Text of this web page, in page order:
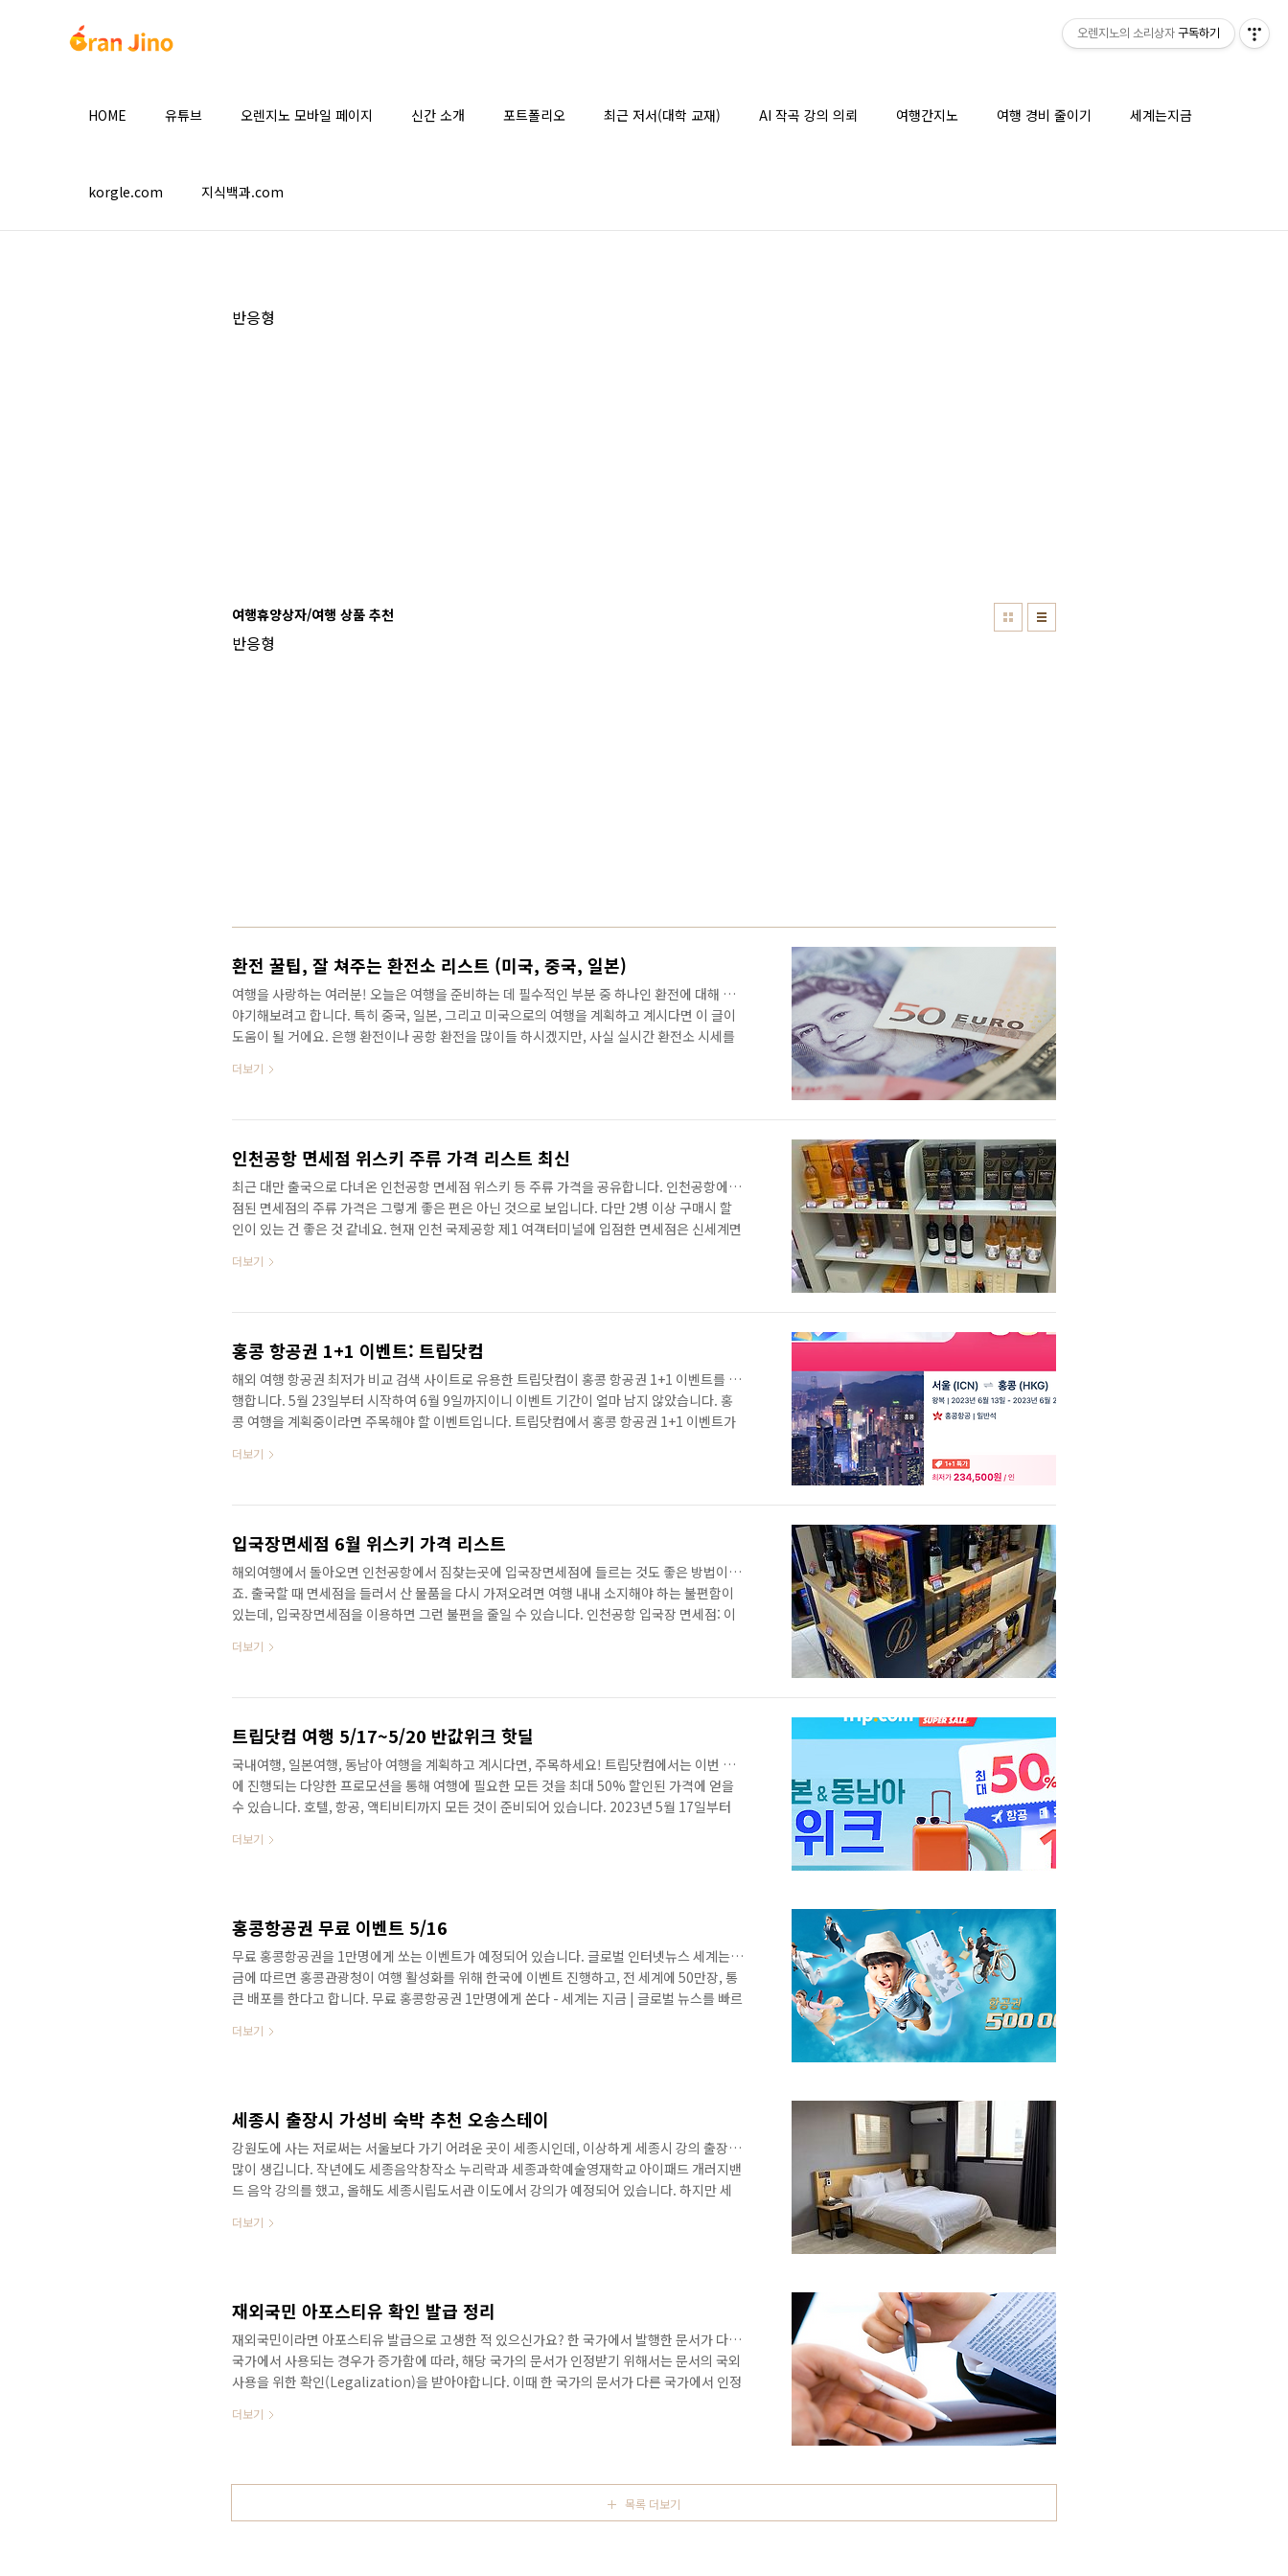
HOME 유튜브 오렌지노 모바일 페이지 신간 소개 포트폴리오 최근 저서(대학 교재) AI 작곡 강의 의뢰 여행간지노 여행 경비 줄이기 세계는지금
korgle.com 지식백과.com
반응형
여행휴양상자/여행 상품 추천
반응형
환전 꿀팁, 잘 쳐주는 환전소 리스트 (미국, 중국, 일본)
여행을 사랑하는 여러분! 오늘은 여행을 준비하는 데 필수적인 부분 중 하나인 환전에 대해 이
야기해보려고 합니다. 특히 중국, 일본, 그리고 미국으로의 여행을 계획하고 계시다면 이 글이
도움이 될 거에요. 은행 환전이나 공항 환전을 많이들 하시겠지만, 사실 실시간 환전소 시세를
아래는 마이뱅크 오늘자(2023년 6월 25일) 기준 가장 통화별 가장 저렴한 환전소 베스트10 리
운 편입니다. 한국에서 대부분의 은행이나 환전소에서 손쉽게 환전이 가능하며, 신용카드 사용
더보기
인천공항 면세점 위스키 주류 가격 리스트 최신
최근 대만 출국으로 다녀온 인천공항 면세점 위스키 등 주류 가격을 공유합니다. 인천공항에 입
점된 면세점의 주류 가격은 그렇게 좋은 편은 아닌 것으로 보입니다. 다만 2병 이상 구매시 할
인이 있는 건 좋은 것 같네요. 현재 인천 국제공항 제1 여객터미널에 입점한 면세점은 신세계면
면세점 등은 면세품인도장만 있을 뿐입니다. 신라면세점 싱글몰트 스카치 위스키 가격이 참 좋
오큰토션이 보입니다. 아래는 글렌리벳이네요. 글렌모린지 오리지날도 살짝 보입니다.글렌드
더보기
홍콩 항공권 1+1 이벤트: 트립닷컴
해외 여행 항공권 최저가 비교 검색 사이트로 유용한 트립닷컴이 홍콩 항공권 1+1 이벤트를 진
행합니다. 5월 23일부터 시작하여 6월 9일까지이니 이벤트 기간이 얼마 남지 않았습니다. 홍
콩 여행을 계획중이라면 주목해야 할 이벤트입니다. 트립닷컴에서 홍콩 항공권 1+1 이벤트가
23일부터 6월 9일까지로 제한됩니다. 2. 항공권 예약은 트립닷컴 앱, 웹사이트, 모바일 웹사이
인에서 후원됩니다. 4. 1+1 혜택은 성인+성인(2인) 예약 시에만 적용되며, 프로모션 페이지에
더보기
입국장면세점 6월 위스키 가격 리스트
해외여행에서 돌아오면 인천공항에서 짐찾는곳에 입국장면세점에 들르는 것도 좋은 방법이
죠. 출국할 때 면세점을 들러서 산 물품을 다시 가져오려면 여행 내내 소지해야 하는 불편함이
있는데, 입국장면세점을 이용하면 그런 불편을 줄일 수 있습니다. 인천공항 입국장 면세점: 이
(1터미널 2개소, 2터미널 1개소)에서 2019년 5월 31일부터 운영되고 있습니다. 1. 구매 가능
면세범위에서 추가 구매가 가능합니다. 2. 면세범위와 국산제품 여행자의 휴대품 통관 시에는
더보기
트립닷컴 여행 5/17~5/20 반값위크 핫딜
국내여행, 일본여행, 동남아 여행을 계획하고 계시다면, 주목하세요! 트립닷컴에서는 이번 주
에 진행되는 다양한 프로모션을 통해 여행에 필요한 모든 것을 최대 50% 할인된 가격에 얻을
수 있습니다. 호텔, 항공, 액티비티까지 모든 것이 준비되어 있습니다. 2023년 5월 17일부터
행 반값위크 기간 이번 프로모션은 5월 17일부터 5월 20일까지, 총 4일간 진행됩니다. 이 기간
더보기
홍콩항공권 무료 이벤트 5/16
무료 홍콩항공권을 1만명에게 쏘는 이벤트가 예정되어 있습니다. 글로벌 인터넷뉴스 세계는지
금에 따르면 홍콩관광청이 여행 활성화를 위해 한국에 이벤트 진행하고, 전 세계에 50만장, 통
큰 배포를 한다고 합니다. 무료 홍콩항공권 1만명에게 쏜다 - 세계는 지금 | 글로벌 뉴스를 빠르
하는 이벤트를 진행한다. 홍콩 국제공항공사가 후원하며, 팬데믹 이후 항공 여행 부활이 목표
더보기
세종시 출장시 가성비 숙박 추천 오송스테이
강원도에 사는 저로써는 서울보다 가기 어려운 곳이 세종시인데, 이상하게 세종시 강의 출장이
많이 생깁니다. 작년에도 세종음악창작소 누리락과 세종과학예술영재학교 아이패드 개러지밴
드 음악 강의를 했고, 올해도 세종시립도서관 이도에서 강의가 예정되어 있습니다. 하지만 세
비 지급기준을 훨씬 초과하는 금액이라 배보다 배꼽이 큽니다. 결국 주변의 오송이나 공주 등에
더보기
재외국민 아포스티유 확인 발급 정리
재외국민이라면 아포스티유 발급으로 고생한 적 있으신가요? 한 국가에서 발행한 문서가 다른
국가에서 사용되는 경우가 증가함에 따라, 해당 국가의 문서가 인정받기 위해서는 문서의 국외
사용을 위한 확인(Legalization)을 받아야합니다. 이때 한 국가의 문서가 다른 국가에서 인정
사서비스를 위한 정보, “아포스티유 확인” 이란? 문서접수국 해외공관원(영사)이 문서발행국
행하도록 요구하고 있으며, 이는 민원인 또한 시간·비용 면에..
더보기
목록 더보기
오렌지노의 소리상자 구독하기